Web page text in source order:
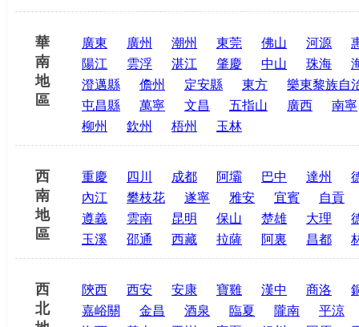
華
南
地
區
廣東 廣州 潮州 東莞 佛山 河源
陽江
雲浮 湛江 肇慶 中山 珠海
澄邁縣
儋州 定安縣 東方
樂東黎族自
屯昌縣
萬寧 文昌 五指山 廣西
南寧
柳州
欽州 梧州 玉林
西
南
地
區
重慶 四川 成都 阿壩 巴中 達州
內江
攀枝花 遂寧 雅安 宜賓
自貢
遵義
雲南 昆明 保山 楚雄 大理
玉溪
邵通 西藏 拉薩 阿裏 昌都
西
北
陝西 西安 安康 寶雞 漢中 商洛
嘉峪關
金昌 酒泉 臨夏 隴南
平涼